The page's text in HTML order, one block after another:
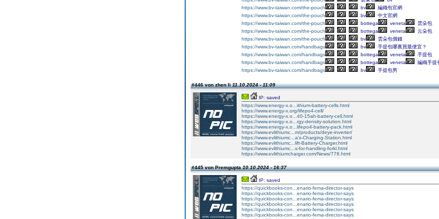
https://www.bv-taiwan.com/the-pouch
bv
編織包官網
https://www.bv-taiwan.com/the-pouch
bv
中文官網
https://www.bv-taiwan.com/the-pouch
bottega veneta
雲朵包
https://www.bv-taiwan.com/the-pouch
bottega veneta
云朵包
https://www.bv-taiwan.com/the-pouch
bv
雲朵包價錢
https://www.bv-taiwan.com/handbags
bv
手提包哪裏買最便宜？
https://www.bv-taiwan.com/handbags
bottega veneta
手提包
https://www.bv-taiwan.com/handbags
bottega veneta
編織手提
https://www.bv-taiwan.com/handbags
bv 手提包男
#446 von zhen li11.10.2024 - 11:09
IP: saved
https://www.energy-x.o...ithium-battery-cells.html
https://www.energy-x.org/lifepo4-cell/
https://www.energy-x.o...40-15ah-battery-cell.html
https://www.energy-x.o...rgy-density-solution.html
https://www.energy-x.o...lifepo4-battery-pack.html
https://www.evlithiumc...m/products/deye-inverter/
https://www.evlithiumc...a's-Charging-Station.html
https://www.evlithiumc...lift-Battery-Charger.html
https://www.evlithiumc...s-for-handling-forkl.html
https://www.evlithiumcharger.com/News/778.html
#445 von Premgupta10.10.2024 - 16:37
IP: saved
https://quickbooks-con...enario-fema-director-says
https://quickbooks-con...enario-fema-director-says
https://quickbooks-con...enario-fema-director-says
https://quickbooks-con...enario-fema-director-says
https://quickbooks-con...enario-fema-director-says
https://quickbooks-con...enario-fema-director-says